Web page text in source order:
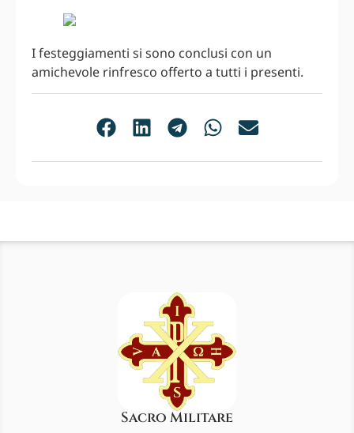
I festeggiamenti si sono conclusi con un
amichevole rinfresco offerto a tutti i presenti.
Sacro Militare